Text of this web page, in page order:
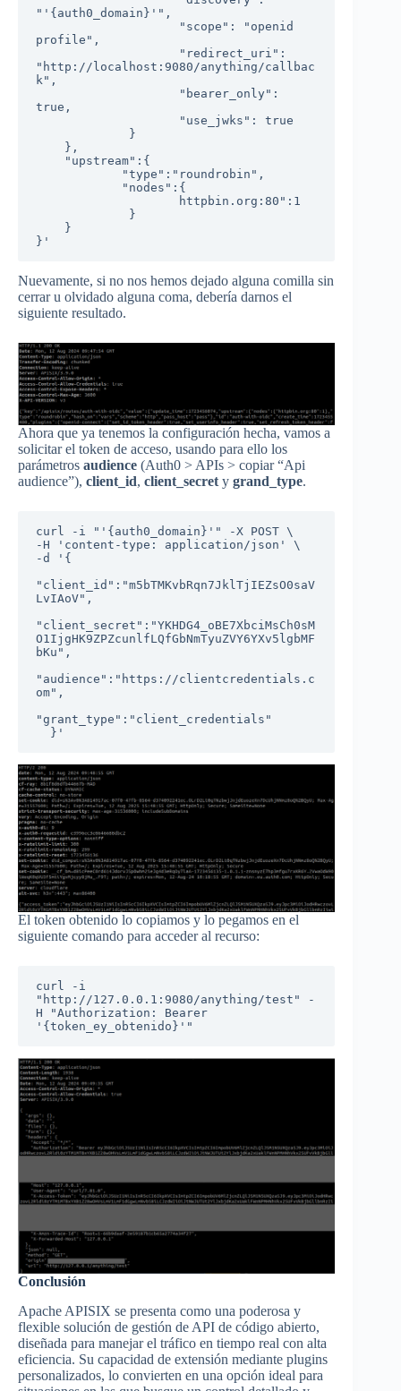
"'{auth0_domain}'",
profile",
"http://localhost:9080/anything/callbac
k",
true,
}'
Nuevamente, si no nos hemos dejado alguna comilla sin
cerrar u olvidado alguna coma, debería darnos el
siguiente resultado.
Ahora que ya tenemos la configuración hecha, vamos a
solicitar el token de acceso, usando para ello los
parámetros audience (Auth0 > APIs > copiar “Api
audience”), client_id, client_secret y grand_type.
curl -i "'{auth0_domain}'" -X POST \
-H 'content-type: application/json' \
-d '{
"client_id":"m5bTMKvbRqn7JklTjIEZsO0saV
LvIAoV",
"client_secret":"YKHDG4_oBE7XbciMsCh0sM
O1IjgHK9ZPZcunlfLQfGbNmTyuZVY6YXv5lgbMF
bKu",
"audience":"https://clientcredentials.c
om",
"grant_type":"client_credentials"
  }'
El token obtenido lo copiamos y lo pegamos en el
siguiente comando para acceder al recurso:
curl -i
"http://127.0.0.1:9080/anything/test" -
H "Authorization: Bearer
'{token_ey_obtenido}'"
Conclusión
Apache APISIX se presenta como una poderosa y
flexible solución de gestión de API de código abierto,
diseñada para manejar el tráfico en tiempo real con alta
eficiencia. Su capacidad de extensión mediante plugins
personalizados, lo convierten en una opción ideal para